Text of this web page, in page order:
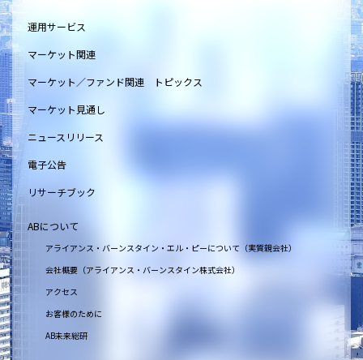
運用サービス
マーケット関連
マーケット／ファンド関連 トピックス
マーケット見通し
ニュースリリース
電子公告
リサーチブック
ABについて
アライアンス・バーンスタイン・エル・ピーについて（実質親会社）
会社概要（アライアンス・バーンスタイン株式会社）
アクセス
お客様のために
AB未来総研